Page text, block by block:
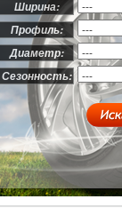
Ширина:
Профиль:
Диаметр:
Сезонность: